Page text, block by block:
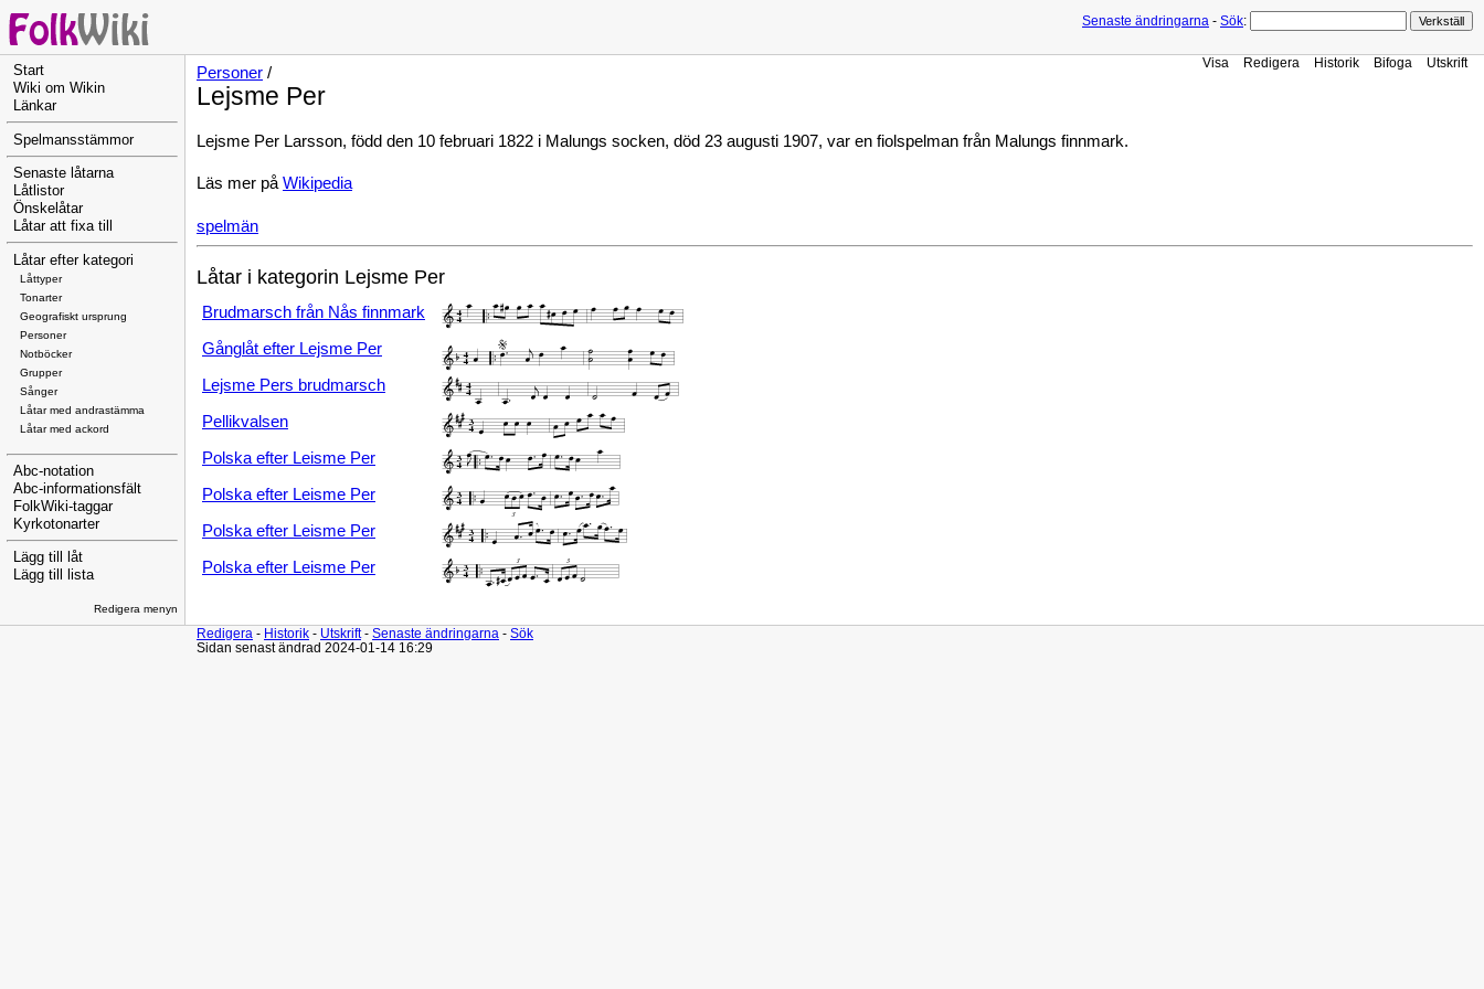
Senaste ändringarna - Sök:
Start
Wiki om Wikin
Länkar
Spelmansstämmor
Senaste låtarna
Låtlistor
Önskelåtar
Låtar att fixa till
Låtar efter kategori
Låttyper
Tonarter
Geografiskt ursprung
Personer
Notböcker
Grupper
Sånger
Låtar med andrastämma
Låtar med ackord
Abc-notation
Abc-informationsfält
FolkWiki-taggar
Kyrkotonarter
Lägg till låt
Lägg till lista
Redigera menyn
Visa Redigera Historik Bifoga Utskrift
Personer /
Lejsme Per
Lejsme Per Larsson, född den 10 februari 1822 i Malungs socken, död 23 augusti 1907, var en fiolspelman från Malungs finnmark.
Läs mer på Wikipedia
spelmän
Låtar i kategorin Lejsme Per
Brudmarsch från Nås finnmark
Gånglåt efter Lejsme Per
Lejsme Pers brudmarsch
Pellikvalsen
Polska efter Leisme Per
Polska efter Leisme Per
Polska efter Leisme Per
Polska efter Leisme Per
Redigera - Historik - Utskrift- Senaste ändringarna - Sök
Sidan senast ändrad 2024-01-14 16:29